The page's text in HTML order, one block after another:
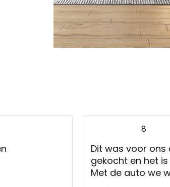
8
Dit was voor
gekocht en het
Met de auto we